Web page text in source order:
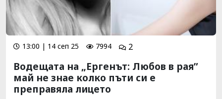
13:00 | 14 сеп 25 7994 2
Водещата на „Ергенът: Любов в рая”
май не знае колко пъти си е
преправяла лицето